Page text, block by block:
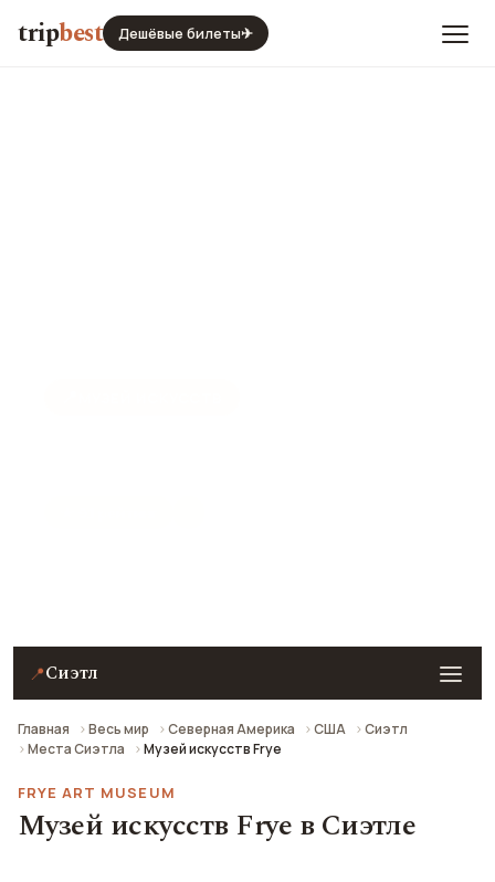
tripbest Дешёвые билеты✈
📍Сиэтл
Главная Весь мир Северная Америка США
Сиэтл
Места Сиэтла
Музей искусств Frye
FRYE ART MUSEUM
Музей искусств Frye в Сиэтле